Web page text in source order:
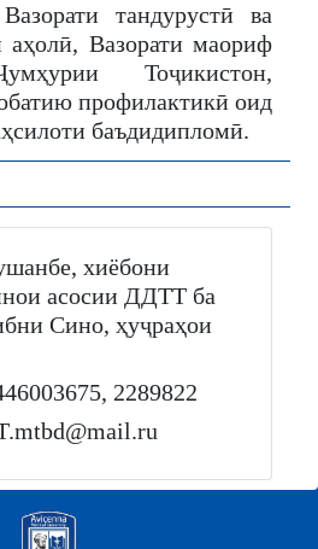
тандурустӣ ва
Вазорати маориф
Тоҷикистон,
профилактикӣ оид
баъдидипломӣ.
хиёбони
асосии ДДТТ ба
Сино, ҳуҷраҳои
2289822